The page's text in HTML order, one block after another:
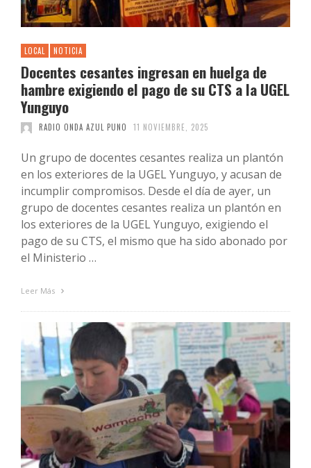
LOCAL NOTICIA
Docentes cesantes ingresan en huelga de
hambre exigiendo el pago de su CTS a la UGEL
Yunguyo
RADIO ONDA AZUL PUNO 11 NOVIEMBRE, 2025
Un grupo de docentes cesantes realiza un plantón
en los exteriores de la UGEL Yunguyo, y acusan de
incumplir compromisos. Desde el día de ayer, un
grupo de docentes cesantes realiza un plantón en
los exteriores de la UGEL Yunguyo, exigiendo el
pago de su CTS, el mismo que ha sido abonado por
el Ministerio …
Leer Más